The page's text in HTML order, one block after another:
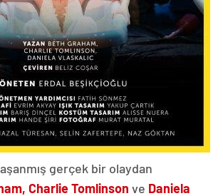
gerçek bir olaydan
Charlie Tomlinson ve Daniela